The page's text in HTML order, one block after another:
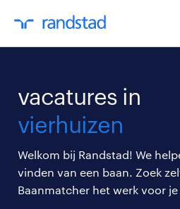
vacatures in
vierhuizen
Welkom bij Randstad! We
vinden van een baan. Zoek
Baanmatcher het werk voor